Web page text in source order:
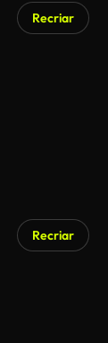
Recriar
Recriar